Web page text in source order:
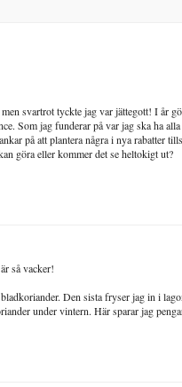
svartrot tyckte jag var jättegott! I år
Som jag funderar på var jag ska ha
på att plantera några i nya rabatter
göra eller kommer det se heltokigt ut?
så vacker!
Den sista fryser jag in i
under vintern. Här sparar jag